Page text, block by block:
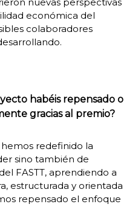
económica del
colaboradores
habéis repensado o
gracias al premio?
redefinido la
sino también de
FASTT, aprendiendo a
estructurada y orientada
repensado el enfoque